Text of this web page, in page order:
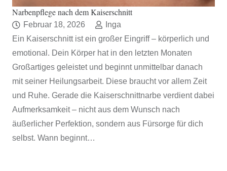
Narbenpflege nach dem Kaiserschnitt
Februar 18, 2026
Inga
Ein Kaiserschnitt ist ein großer Eingriff – körperlich und
emotional. Dein Körper hat in den letzten Monaten
Großartiges geleistet und beginnt unmittelbar danach
mit seiner Heilungsarbeit. Diese braucht vor allem Zeit
und Ruhe. Gerade die Kaiserschnittnarbe verdient dabei
Aufmerksamkeit – nicht aus dem Wunsch nach
äußerlicher Perfektion, sondern aus Fürsorge für dich
selbst. Wann beginnt…